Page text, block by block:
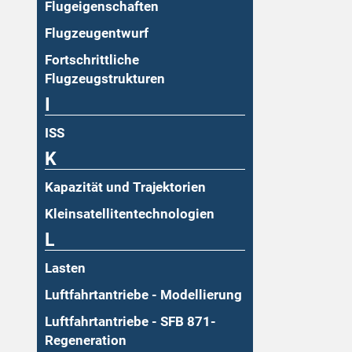
Flugeigenschaften
Flugzeugentwurf
Fortschrittliche
Flugzeugstrukturen
ISS
K
Kapazität und Trajektorien
Kleinsatellitentechnologien
L
Lasten
Luftfahrtantriebe - Modellierung
Luftfahrtantriebe - SFB 871-
Regeneration